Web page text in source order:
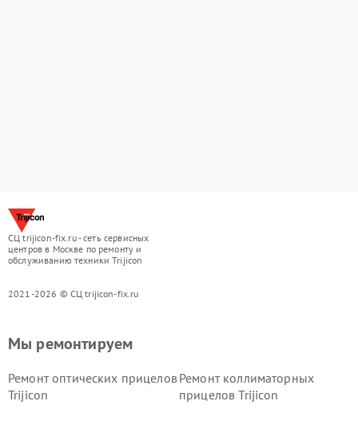
СЦ trijicon-fix.ru - сеть сервисных
центров в Москве по ремонту и
обслуживанию техники Trijicon
2021-2026 © СЦ trijicon-fix.ru
Мы ремонтируем
Ремонт оптических прицелов
Trijicon
Ремонт коллиматорных
прицелов Trijicon